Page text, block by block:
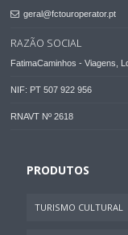
geral@fctouroperator.pt
RAZÃO SOCIAL
FatimaCaminhos - Viagens,
NIF: PT 507 922 956
RNAVT Nº 2618
PRODUTOS
TURISMO CULTURAL